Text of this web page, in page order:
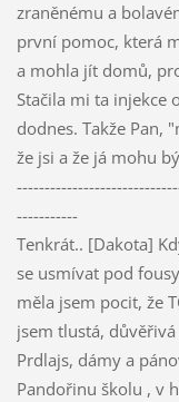
zraněnému a
první pomoc, která
a mohla jít domů,
Stačila mi ta injekce
dodnes. Takže Pan,
že jsi a že já mohu
-----------
Tenkrát.. [Dakota]
se usmívat pod
měla jsem pocit, že
jsem tlustá,
Prdlajs, dámy a
Pandořinu školu , v